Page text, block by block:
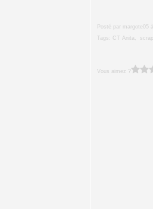
Posté par margote05
Tags: CT Anita,
Vous aimez ?